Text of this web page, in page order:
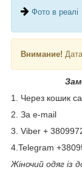
Фото в реалі
Внимание!
1. Через кошик
2. За e-mail
3. Viber +
4.Telegram
Жіночий одяг із